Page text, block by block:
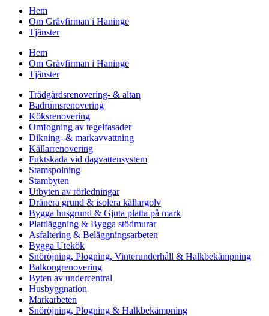
Hem
Om Grävfirman i Haninge
Tjänster
Hem
Om Grävfirman i Haninge
Tjänster
Trädgårdsrenovering- & altan
Badrumsrenovering
Köksrenovering
Omfogning av tegelfasader
Dikning- & markavvattning
Källarrenovering
Fuktskada vid dagvattensystem
Stamspolning
Stambyten
Utbyten av rörledningar
Dränera grund & isolera källargolv
Bygga husgrund & Gjuta platta på mark
Plattläggning & Bygga stödmurar
Asfaltering & Beläggningsarbeten
Bygga Utekök
Snöröjning, Plogning, Vinterunderhåll & Halkbekämpning
Balkongrenovering
Byten av undercentral
Husbyggnation
Markarbeten
Snöröjning, Plogning & Halkbekämpning